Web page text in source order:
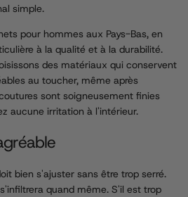
simple.
pour hommes aux Pays-Bas, en
à la qualité et à la durabilité.
des matériaux qui conservent
au toucher, même après
sont soigneusement finies
aucune irritation à l'intérieur.
bien s'ajuster sans être trop serré.
quand même. S'il est trop